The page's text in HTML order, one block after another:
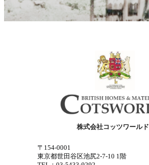
株式会社コッツワールド
〒154-0001
東京都世田谷区池尻2-7-10 1階